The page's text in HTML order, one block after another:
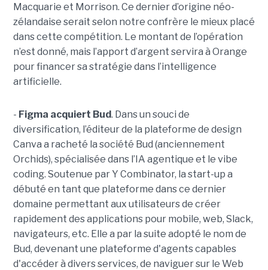
Macquarie et Morrison. Ce dernier d’origine néo-
zélandaise serait selon notre confrère le mieux placé
dans cette compétition. Le montant de l’opération
n’est donné, mais l’apport d’argent servira à Orange
pour financer sa stratégie dans l’intelligence
artificielle.
- Figma acquiert Bud. Dans un souci de
diversification, l’éditeur de la plateforme de design
Canva a racheté la société Bud (anciennement
Orchids), spécialisée dans l’IA agentique et le vibe
coding. Soutenue par Y Combinator, la start-up a
débuté en tant que plateforme dans ce dernier
domaine permettant aux utilisateurs de créer
rapidement des applications pour mobile, web, Slack,
navigateurs, etc. Elle a par la suite adopté le nom de
Bud, devenant une plateforme d'agents capables
d'accéder à divers services, de naviguer sur le Web